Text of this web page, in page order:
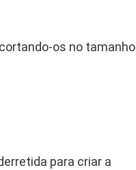
os no tamanho
para criar a